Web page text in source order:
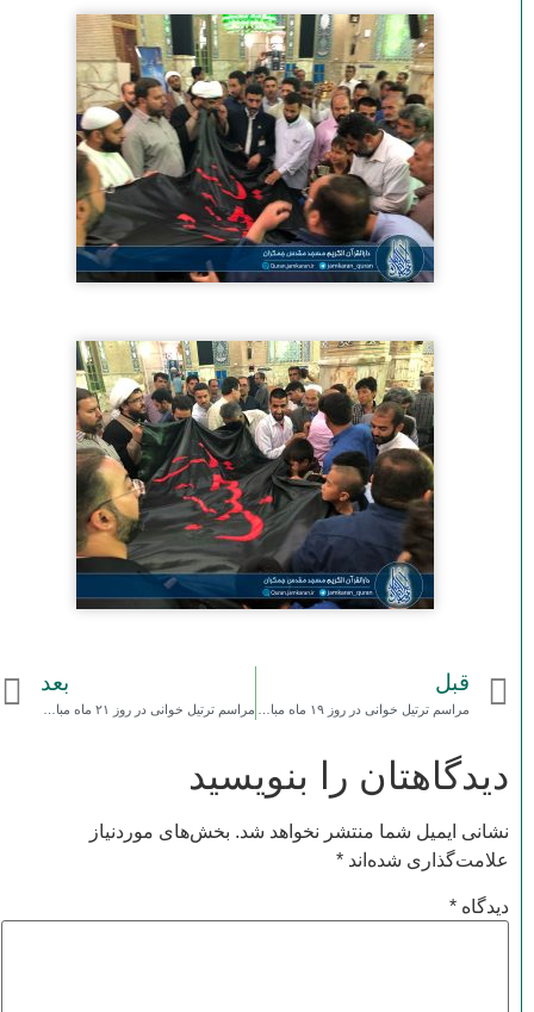
قبل
مراسم ترتیل خوانی در روز ۱۹ ماه مبارک رمضان ۱۳۹۷
بعد
مراسم ترتیل خوانی در روز ۲۱ ماه مبارک رمضان ۱۳۹۷
دیدگاهتان را بنویسید
نشانی ایمیل شما منتشر نخواهد شد. بخش‌های موردنیاز
علامت‌گذاری شده‌اند*
دیدگاه*